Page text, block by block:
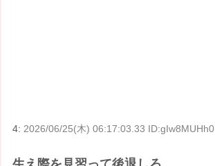
4: 2026/06/25(木) 06:17:03.33 ID:gIw8MUHh0